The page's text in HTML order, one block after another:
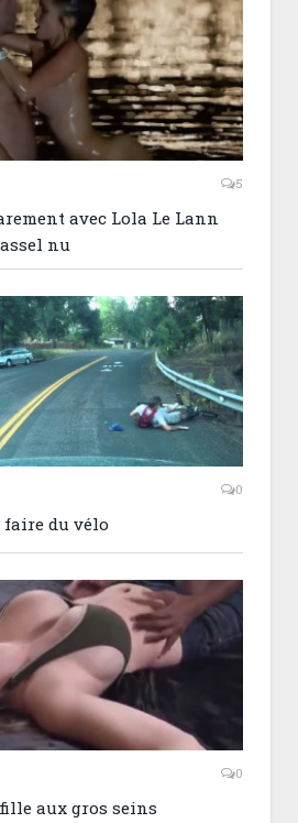
5
avec Lola Le Lann
nu
0
faire du vélo
0
aux gros seins